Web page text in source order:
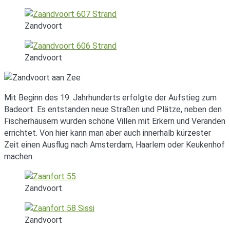
Zandvoort
Zandvoort
Mit Beginn des 19. Jahrhunderts erfolgte der Aufstieg zum
Badeort. Es entstanden neue Straßen und Plätze, neben den
Fischerhäusern wurden schöne Villen mit Erkern und Veranden
errichtet. Von hier kann man aber auch innerhalb kürzester
Zeit einen Ausflug nach Amsterdam, Haarlem oder Keukenhof
machen.
Zandvoort
Zandvoort